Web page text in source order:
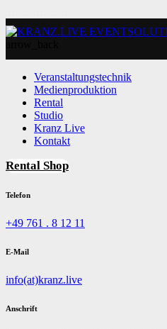
Veranstaltungstechnik
Medienproduktion
Rental
Studio
Kranz Live
Kontakt
Rental Shop
Telefon
+49 761 . 8 12 11
E-Mail
info(at)kranz.live
Anschrift